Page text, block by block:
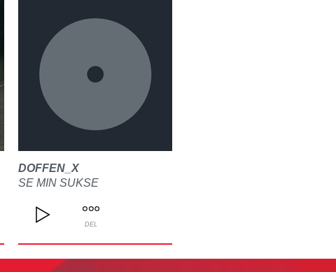
DOFFEN_X
SE MIN SUKSE
DEL